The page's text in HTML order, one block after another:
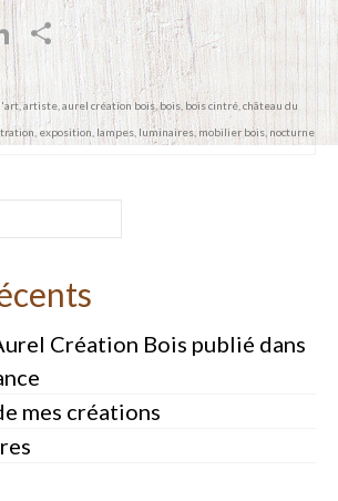
LinkedIn
Partager
, artiste aurel création bois ,bois bois cintré château du
exposition lampes luminaires mobilier bois nocturne
Création Bois publié dans
mes créations